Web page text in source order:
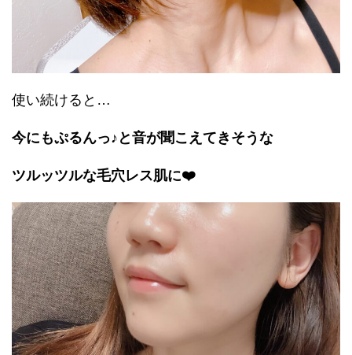
使い続けると…
今にもぷるんっ♪と音が聞こえてきそうな
ツルッツルな毛穴レス肌に❤️